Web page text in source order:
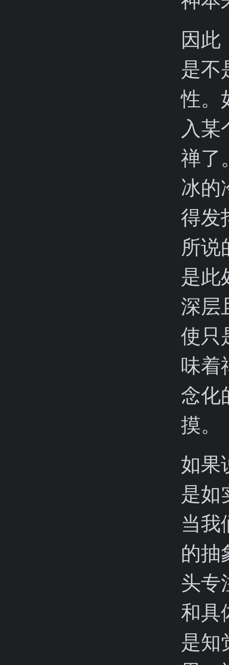
因此
是不
性。
入
禅了
冰的
得发
所说
是此
深层
使只
味着
念化
摸。
如果
是如
当我
的抽
头专
和具
是知